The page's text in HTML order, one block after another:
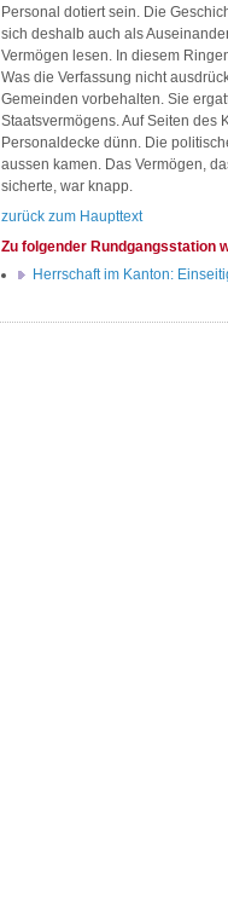
Personal dotiert sein. Die
sich deshalb auch als
Vermögen lesen. In diesem
Was die Verfassung nicht
Gemeinden vorbehalten. Sie
Staatsvermögens. Auf Seiten des
Personaldecke dünn. Die
aussen kamen. Das Vermögen,
sicherte, war knapp.
zurück zum Haupttext
Zu folgender Rundgangsstation
Herrschaft im Kanton: